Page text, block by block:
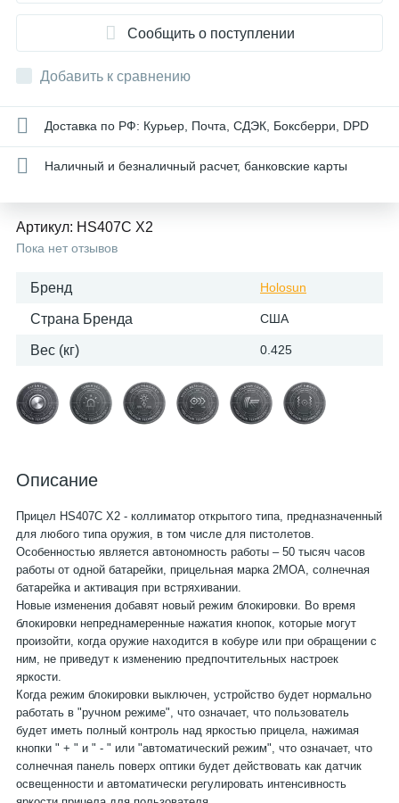
Сообщить о поступлении
Добавить к сравнению
Доставка по РФ: Курьер, Почта, СДЭК, Боксберри, DPD
Наличный и безналичный расчет, банковские карты
Артикул: HS407C X2
Пока нет отзывов
Бренд Holosun
Страна Бренда США
Вес (кг) 0.425
Описание
Прицел HS407C X2 - коллиматор открытого типа, предназначенный
для любого типа оружия, в том числе для пистолетов.
Особенностью является автономность работы – 50 тысяч часов
работы от одной батарейки, прицельная марка 2МОА, солнечная
батарейка и активация при встряхивании.
Новые изменения добавят новый режим блокировки. Во время
блокировки непреднамеренные нажатия кнопок, которые могут
произойти, когда оружие находится в кобуре или при обращении с
ним, не приведут к изменению предпочтительных настроек
яркости.
Когда режим блокировки выключен, устройство будет нормально
работать в "ручном режиме", что означает, что пользователь
будет иметь полный контроль над яркостью прицела, нажимая
кнопки " + " и " - " или "автоматический режим", что означает, что
солнечная панель поверх оптики будет действовать как датчик
освещенности и автоматически регулировать интенсивность